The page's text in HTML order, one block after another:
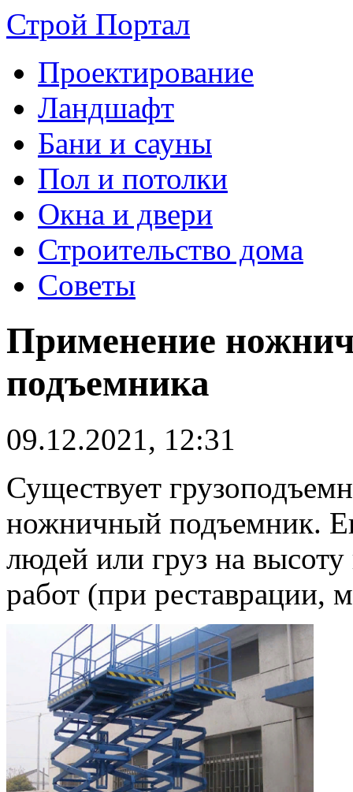
Строй Портал
Проектирование
Ландшафт
Бани и сауны
Пол и потолки
Окна и двери
Строительство дома
Советы
Применение
подъемника
09.12.2021, 12:31
Существует
ножничный подъемник.
людей или груз на
работ (при реставрации,